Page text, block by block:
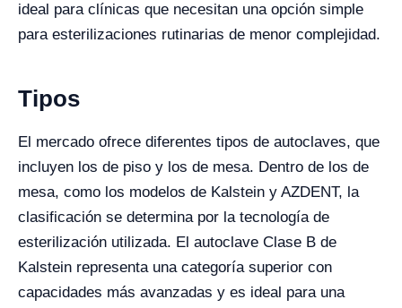
ideal para clínicas que necesitan una opción simple
para esterilizaciones rutinarias de menor complejidad.
Tipos
El mercado ofrece diferentes tipos de autoclaves, que
incluyen los de piso y los de mesa. Dentro de los de
mesa, como los modelos de Kalstein y AZDENT, la
clasificación se determina por la tecnología de
esterilización utilizada. El autoclave Clase B de
Kalstein representa una categoría superior con
capacidades más avanzadas y es ideal para una